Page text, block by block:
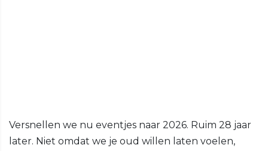
Versnellen we nu eventjes naar 2026. Ruim 28 jaar
later. Niet omdat we je oud willen laten voelen,